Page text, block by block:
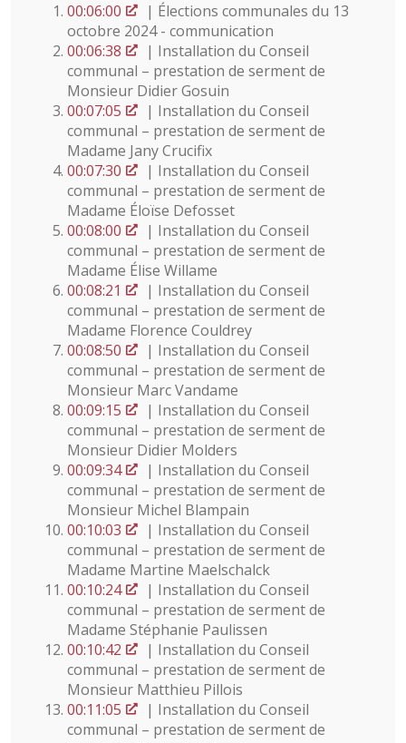
00:06:00
| Élections communales du 13
octobre 2024 - communication
00:06:38
| Installation du Conseil
communal – prestation de serment de
Monsieur Didier Gosuin
00:07:05
| Installation du Conseil
communal – prestation de serment de
Madame Jany Crucifix
00:07:30
| Installation du Conseil
communal – prestation de serment de
Madame Éloïse Defosset
00:08:00
| Installation du Conseil
communal – prestation de serment de
Madame Élise Willame
00:08:21
| Installation du Conseil
communal – prestation de serment de
Madame Florence Couldrey
00:08:50
| Installation du Conseil
communal – prestation de serment de
Monsieur Marc Vandame
00:09:15
| Installation du Conseil
communal – prestation de serment de
Monsieur Didier Molders
00:09:34
| Installation du Conseil
communal – prestation de serment de
Monsieur Michel Blampain
00:10:03
| Installation du Conseil
communal – prestation de serment de
Madame Martine Maelschalck
00:10:24
| Installation du Conseil
communal – prestation de serment de
Madame Stéphanie Paulissen
00:10:42
| Installation du Conseil
communal – prestation de serment de
Monsieur Matthieu Pillois
00:11:05
| Installation du Conseil
communal – prestation de serment de